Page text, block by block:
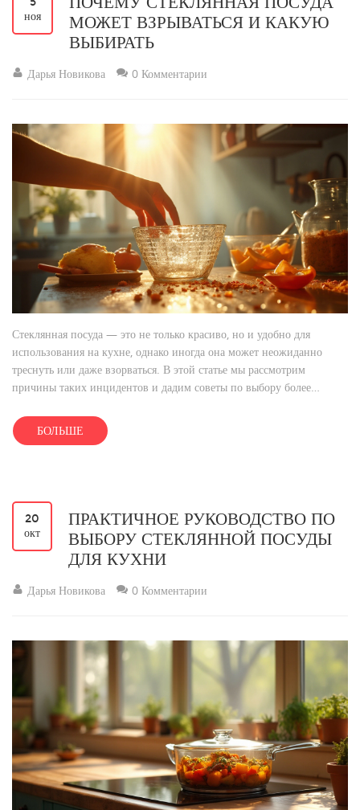
ноя
МОЖЕТ ВЗРЫВАТЬСЯ И КАКУЮ
ВЫБИРАТЬ
Дарья Новикова 0 Комментарии
Стеклянная посуда — это не только красиво, но и удобно для
использования на кухне, однако иногда она может неожиданно
треснуть или даже взорваться. В этой статье мы рассмотрим
причины таких инцидентов и дадим советы по выбору более
неприятных ситуаций. Узнаем, какие виды стекла наиболее
устойчивы к повреждениям и как правильно ухаживать за
БОЛЬШЕ
20
окт
ПРАКТИЧНОЕ РУКОВОДСТВО ПО
ВЫБОРУ СТЕКЛЯННОЙ ПОСУДЫ
ДЛЯ КУХНИ
Дарья Новикова 0 Комментарии